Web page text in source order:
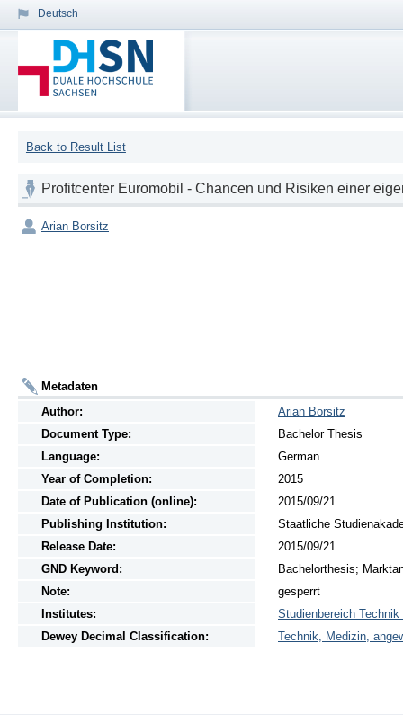
Deutsch
Back to Result List
Profitcenter Euromobil - Chancen und Risiken einer
Arian Borsitz
Metadaten
Author:
Arian Borsitz
Document Type:
Bachelor Thesis
Language:
German
Year of Completion:
2015
Date of Publication (online):
2015/09/21
Publishing Institution:
Staatliche
Release Date:
2015/09/21
GND Keyword:
Bachelorthesis;
Note:
gesperrt
Institutes:
Studienbereich
Dewey Decimal Classification:
Technik, Medizin,